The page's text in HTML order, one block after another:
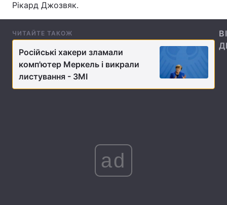
Україна
Економіка
Спорт Наука
Техно і зв'язок
Погода
Регіони
Рікард Джозвяк.
ЧИТАЙТЕ ТАКОЖ
Російські хакери зламали
комп'ютер Меркель і викрали
листування - ЗМІ
ad